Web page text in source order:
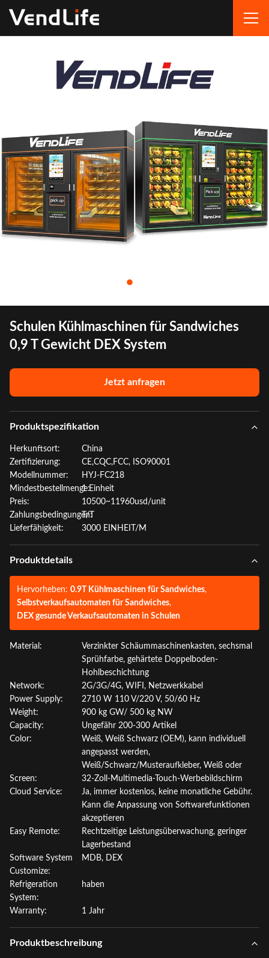
Schulen Kühlmaschinen für Sandwiches
0,9 T Gewicht DEX System
Jetzt anfragen
Produktspezifikation
Herkunftsort:
China
Zertifizierung:
CE,CQC,FCC, ISO90001
Modellnummer:
HYJ-FC218
Mindestbestellmenge:1 Einheit
Preis:
10500~11960usd/unit
Zahlungsbedingungen:
T/T
Lieferfähigkeit:
3000 EINHEIT/M
Produktdetails
Hervorheben: 0.9T Kühlmaschinen für Sandwiches,
Selbstverkaufsautomaten für Sandwiches,
DEX gesunde Verkaufsautomaten in Schulen
Material:
Verzinkter Schäummaschinenkasten, sechsmal
Sprühfarbe, gehärtete Doppelboden-
Hohlbeschichtung
Network:
2G/3G/4G, WIFI, Netzwerkkabel
Power Supply:
2710 W 110 V/220 V, 50/60 Hz
Weight:
900 kg GW/ 500 kg NW
Capacity:
Ungefähr 200-300 Artikel
Color:
Weiß, Weiß Schwarz (OEM), kann individuell
angepasst werden,
Weiß/Schwarz/Musteraufkleber, Weiß oder
Screen:
32-Zoll-Multimedia-Touch-Werbebildschirm
Cloud Service:
Ja, immer kostenlos, keine monatliche Gebühr.
Kann die Anpassung von Softwarefunktionen
akzeptieren
Easy Remote:
Rechtzeitige Leistungsüberwachung, geringer
Lagerbestand
Software System
Customize:
MDB, DEX
Refrigeration
System:
haben
Warranty: 1 Jahr
Produktbeschreibung